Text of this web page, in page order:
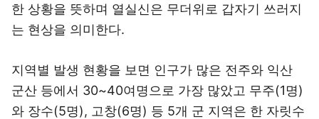
한 상황을 뜻하며 열실신은 무더위로 갑자기 쓰러지
는 현상을 의미한다.
지역별 발생 현황을 보면 인구가 많은 전주와 익산
군산 등에서 30~40여명으로 가장 많았고 무주(1명)
와 장수(5명), 고창(6명) 등 5개 군 지역은 한 자릿수